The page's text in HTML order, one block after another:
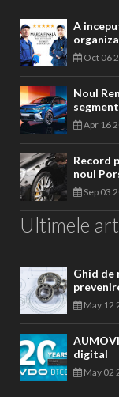
A
Oct 06
Noul
Apr 16
Record
noul
Sep 03
Ultimele
Ghid de
May 12
digital
May 02